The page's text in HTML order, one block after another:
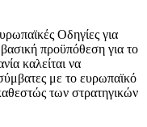
Οδηγίες για
προϋπόθεση για το
καλείται να
με το ευρωπαϊκό
των στρατηγικών